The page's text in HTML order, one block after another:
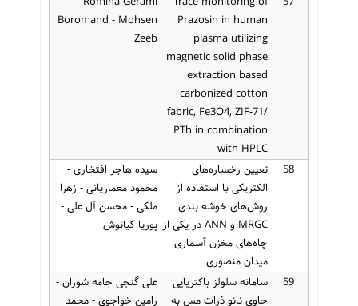
Prazosin in human
plasma utilizing
magnetic solid phase
extraction based
carbonized cotton
fabric, Fe3O4, ZIF-71/
PTh in combination
with HPLC
Boromand - Mohsen
Zeeb
58
تعیین رخساره‌های
الکتریکی با استفاده از
روش‌های خوشه بندی
MRGC و ANN در یکی از
چاه‌های مخزن آسماری
میدان منصوری
سیده هاجر افتخاری -
محمود معماریانی - زهرا
ملکی - محسن آل علی -
پوریا کیانوش
59
سامانه سلولز باکتریایی
حاوی نانو ذرات مس به
علی گنجی جامه شوران -
رامین خواجوی - محمد